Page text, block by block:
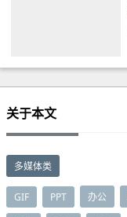
关于本文
多媒体类
GIF PPT 办公